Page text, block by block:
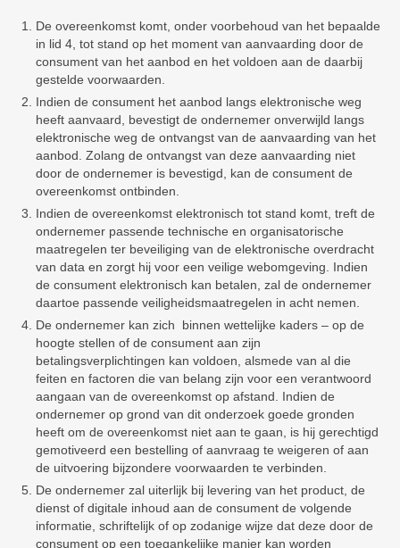
De overeenkomst komt, onder voorbehoud van het bepaalde
in lid 4, tot stand op het moment van aanvaarding door de
consument van het aanbod en het voldoen aan de daarbij
gestelde voorwaarden.
Indien de consument het aanbod langs elektronische weg
heeft aanvaard, bevestigt de ondernemer onverwijld langs
elektronische weg de ontvangst van de aanvaarding van het
aanbod. Zolang de ontvangst van deze aanvaarding niet
door de ondernemer is bevestigd, kan de consument de
overeenkomst ontbinden.
Indien de overeenkomst elektronisch tot stand komt, treft de
ondernemer passende technische en organisatorische
maatregelen ter beveiliging van de elektronische overdracht
van data en zorgt hij voor een veilige webomgeving. Indien
de consument elektronisch kan betalen, zal de ondernemer
daartoe passende veiligheidsmaatregelen in acht nemen.
De ondernemer kan zich binnen wettelijke kaders – op de
hoogte stellen of de consument aan zijn
betalingsverplichtingen kan voldoen, alsmede van al die
feiten en factoren die van belang zijn voor een verantwoord
aangaan van de overeenkomst op afstand. Indien de
ondernemer op grond van dit onderzoek goede gronden
heeft om de overeenkomst niet aan te gaan, is hij gerechtigd
gemotiveerd een bestelling of aanvraag te weigeren of aan
de uitvoering bijzondere voorwaarden te verbinden.
De ondernemer zal uiterlijk bij levering van het product, de
dienst of digitale inhoud aan de consument de volgende
informatie, schriftelijk of op zodanige wijze dat deze door de
consument op een toegankelijke manier kan worden